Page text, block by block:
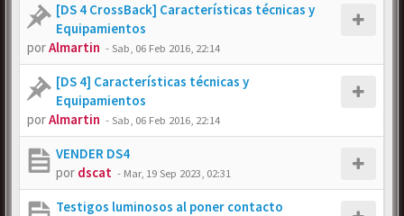
[DS 4 CrossBack] Características técnicas y
Equipamientos
porAlmartin -Sab, 06 Feb 2016, 22:14
[DS 4] Características técnicas y
Equipamientos
porAlmartin -Sab, 06 Feb 2016, 22:14
VENDER DS4
por dscat - Mar, 19 Sep 2023, 02:31
Testigos luminosos al poner contacto